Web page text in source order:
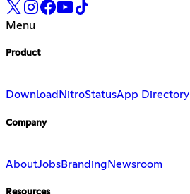
Menu
Product
Download NitroStatusApp Directory
Company
AboutJobsBranding Newsroom